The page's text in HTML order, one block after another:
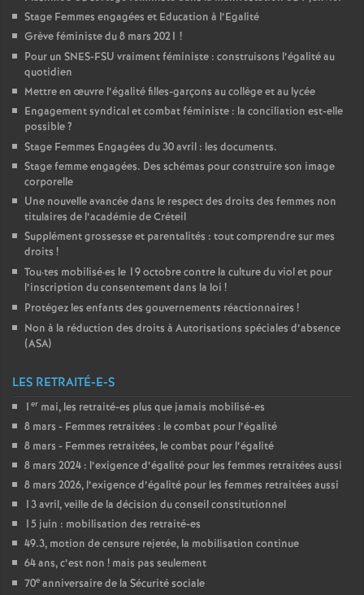
Stage Femmes engagées et Education à l’Egalité
Grève féministe du 8 mars 2021 !
Pour un SNES-FSU vraiment féministe : construisons l’égalité au
quotidien
Mettre en œuvre l’égalité filles-garçons au collège et au lycée
Engagement syndical et combat féministe : la conciliation est-elle
possible?
Stage Femmes Engagées du 30 avril : les documents.
Stage femme engagées. Des schémas pour construire son image
corporelle
Une nouvelle avancée dans le respect des droits des femmes non
titulaires de l’académie de Créteil
Supplément grossesse et parentalités : tout comprendre sur mes
droits !
Tou·tes mobilisé·es le 19 octobre contre la culture du viol et pour
l’inscription du consentement dans la loi !
Protégez les enfants des gouvernements réactionnaires !
Non à la réduction des droits à Autorisations spéciales d’absence
(ASA)
LES RETRAITÉ-E-S
1 er mai, les retraité-es plus que jamais mobilisé-es
8 mars - Femmes retraitées : le combat pour l’égalité
8 mars - Femmes retraitées, le combat pour l’égalité
8 mars 2024 : l’exigence d’égalité pour les femmes retraitées aussi
8 mars 2026, l’exigence d’égalité pour les femmes retraitées aussi
13 avril, veille de la décision du conseil constitutionnel
15 juin : mobilisation des retraité-es
49.3, motion de censure rejetée, la mobilisation continue
64 ans, c’est non ! mais pas seulement
70e anniversaire de la Sécurité sociale